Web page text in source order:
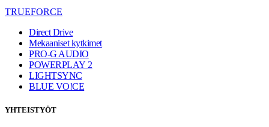
TRUEFORCE
Direct Drive
Mekaaniset kytkimet
PRO-G AUDIO
POWERPLAY 2
LIGHTSYNC
BLUE VO!CE
YHTEISTYÖT